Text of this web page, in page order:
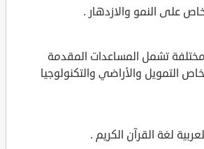
على النمو والازدهار .
مختلفة تشمل المساعدات المقدمة
التمويل والأراضي والتكنولوجيا
لغة القرآن الكريم .